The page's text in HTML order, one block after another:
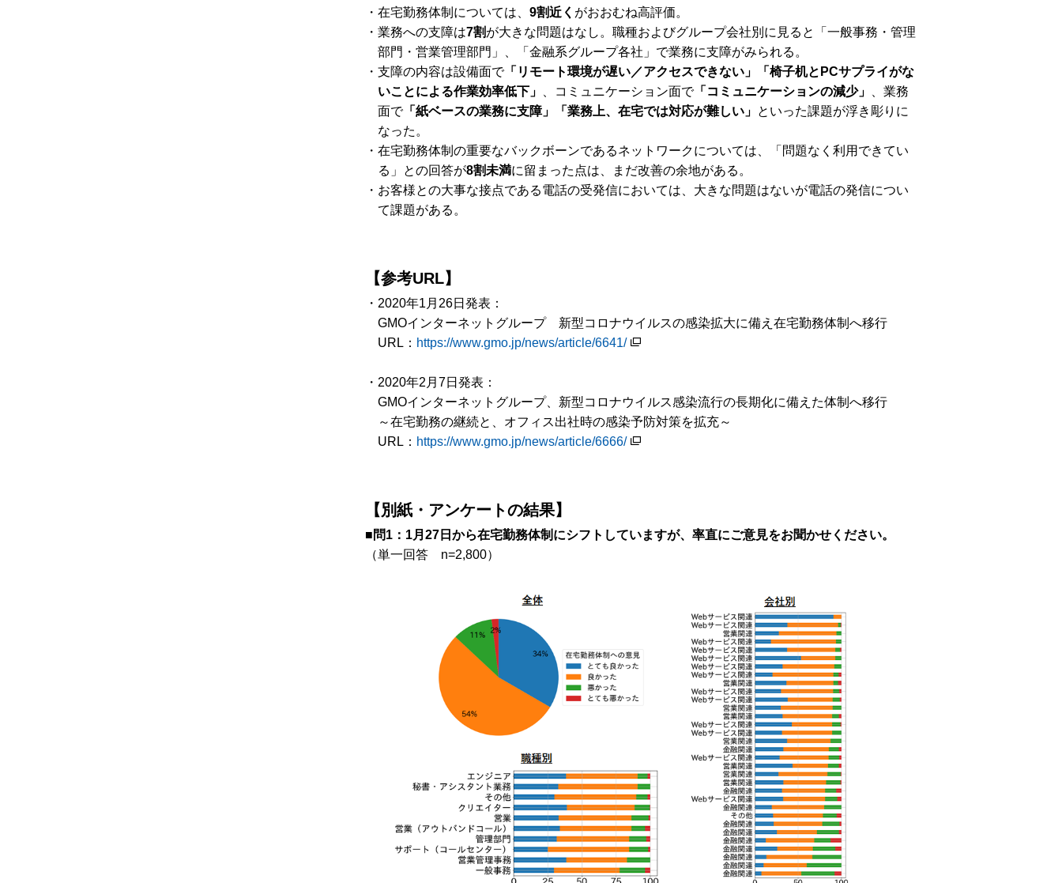
・在宅勤務体制については、 9割近く がおおむね高評価。
・業務への支障は7割が大きな問題はなし。職種およびグループ会社別に見ると「一般事務・管理
部門・営業管理部門」、「金融系グループ各社」で業務に支障がみられる。
・支障の内容は設備面で「リモート環境が遅い／アクセスできない」「椅子机とPCサプライがな
いことによる作業効率低下」
、コミュニケーション面で「コミュニケーションの減少」
、業務
面で「紙ベースの業務に支障」「業務上、在宅では対応が難しい」 といった課題が浮き彫りに
なった。
・在宅勤務体制の重要なバックボーンであるネットワークについては、「問題なく利用できてい
る」との回答が8割未満に留まった点は、まだ改善の余地がある。
・お客様との大事な接点である電話の受発信においては、大きな問題はないが電話の発信につい
て課題がある。
【参考URL】
・2020年1月26日発表：
GMOインターネットグループ 新型コロナウイルスの感染拡大に備え在宅勤務体制へ移行
URL： https://www.gmo.jp/news/article/6641/
・2020年2月7日発表：
GMOインターネットグループ、新型コロナウイルス感染流行の長期化に備えた体制へ移行
～在宅勤務の継続と、オフィス出社時の感染予防対策を拡充～
URL： https://www.gmo.jp/news/article/6666/
【別紙・アンケートの結果】
■問1：1月27日から在宅勤務体制にシフトしていますが、率直にご意見をお聞かせください。
（単一回答 n=2,800）